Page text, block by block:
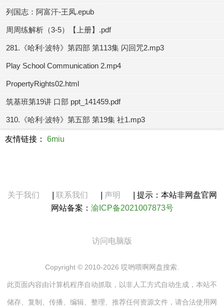
列国志：阿富汗-王凤.epub
周周练解析（3-5）【上册】.pdf
281.《哈利·波特》第四部 第113集 闪回咒2.mp3
Play School Communication 2.mp4
PropertyRights02.html
筑基班第19讲 口部 ppt_141459.pdf
310.《哈利·波特》第五部 第19集 社1.mp3
友情链接： 6miu
关于我们 联系我们 声明
提示：本站非网盘官网
网站备案： 渝ICP备2021007873号
访问电脑版
Copyright © 2010-2026 哎哟喂啊网盘搜索.
此页面内容由计算机程序自动抓取，以非人工方式自动生成，本站不
储存、复制、传播、编辑、整理、推荐任何资源文件，请合法使用网